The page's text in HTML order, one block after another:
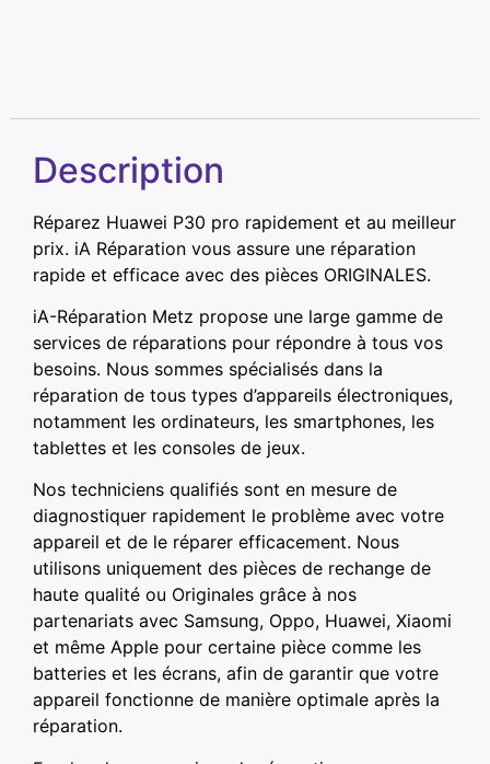
Description
Réparez Huawei P30 pro rapidement et au meilleur
prix. iA Réparation vous assure une réparation
rapide et efficace avec des pièces ORIGINALES.
iA-Réparation Metz propose une large gamme de
services de réparations pour répondre à tous vos
besoins. Nous sommes spécialisés dans la
réparation de tous types d’appareils électroniques,
notamment les ordinateurs, les smartphones, les
tablettes et les consoles de jeux.
Nos techniciens qualifiés sont en mesure de
diagnostiquer rapidement le problème avec votre
appareil et de le réparer efficacement. Nous
utilisons uniquement des pièces de rechange de
haute qualité ou Originales grâce à nos
partenariats avec Samsung, Oppo, Huawei, Xiaomi
et même Apple pour certaine pièce comme les
batteries et les écrans, afin de garantir que votre
appareil fonctionne de manière optimale après la
réparation.